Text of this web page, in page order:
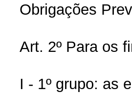
Obrigações
Art. 2º Para os
I - 1º grupo: as